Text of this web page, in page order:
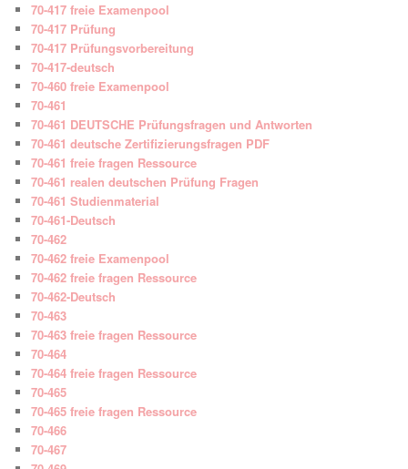
70-417 freie Examenpool
70-417 Prüfung
70-417 Prüfungsvorbereitung
70-417-deutsch
70-460 freie Examenpool
70-461
70-461 DEUTSCHE Prüfungsfragen und Antworten
70-461 deutsche Zertifizierungsfragen PDF
70-461 freie fragen Ressource
70-461 realen deutschen Prüfung Fragen
70-461 Studienmaterial
70-461-Deutsch
70-462
70-462 freie Examenpool
70-462 freie fragen Ressource
70-462-Deutsch
70-463
70-463 freie fragen Ressource
70-464
70-464 freie fragen Ressource
70-465
70-465 freie fragen Ressource
70-466
70-467